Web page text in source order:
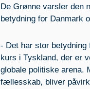
De Grønne varsler den
betydning for Danmark
- Det har stor
kurs i Tyskland, der er
globale politiske arena.
fællesskab, bliver